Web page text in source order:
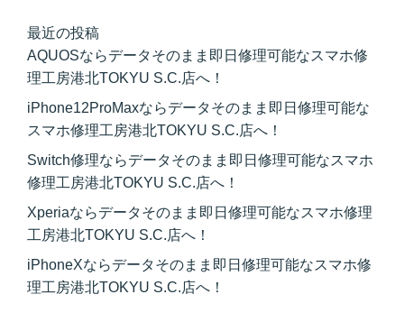
最近の投稿
AQUOSならデータそのまま即日修理可能なスマホ修
理工房港北TOKYU S.C.店へ！
iPhone12ProMaxならデータそのまま即日修理可能な
スマホ修理工房港北TOKYU S.C.店へ！
Switch修理ならデータそのまま即日修理可能なスマホ
修理工房港北TOKYU S.C.店へ！
Xperiaならデータそのまま即日修理可能なスマホ修理
工房港北TOKYU S.C.店へ！
iPhoneXならデータそのまま即日修理可能なスマホ修
理工房港北TOKYU S.C.店へ！